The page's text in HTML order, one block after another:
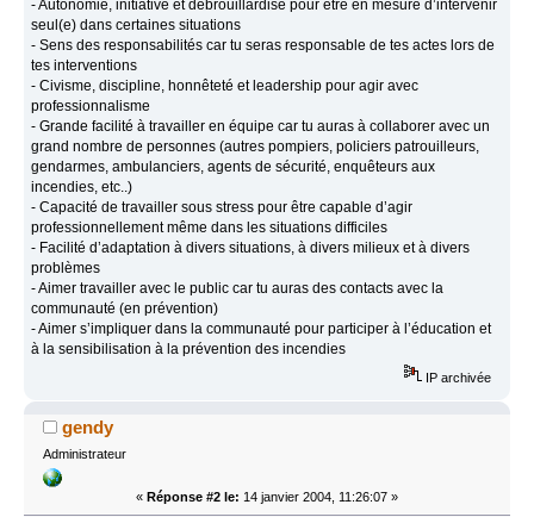
- Autonomie, initiative et débrouillardise pour être en mesure d’intervenir
seul(e) dans certaines situations
- Sens des responsabilités car tu seras responsable de tes actes lors de
tes interventions
- Civisme, discipline, honnêteté et leadership pour agir avec
professionnalisme
- Grande facilité à travailler en équipe car tu auras à collaborer avec un
grand nombre de personnes (autres pompiers, policiers patrouilleurs,
gendarmes, ambulanciers, agents de sécurité, enquêteurs aux
incendies, etc..)
- Capacité de travailler sous stress pour être capable d’agir
professionnellement même dans les situations difficiles
- Facilité d’adaptation à divers situations, à divers milieux et à divers
problèmes
- Aimer travailler avec le public car tu auras des contacts avec la
communauté (en prévention)
- Aimer s’impliquer dans la communauté pour participer à l’éducation et
à la sensibilisation à la prévention des incendies
IP archivée
gendy
Administrateur
« Réponse #2 le: 14 janvier 2004, 11:26:07 »